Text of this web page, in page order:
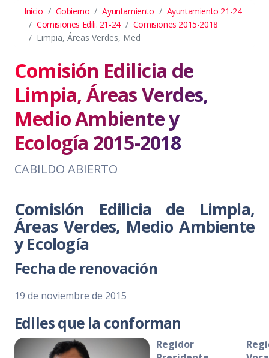
Inicio Gobierno Ayuntamiento
Ayuntamiento 21-24
Comisiones Edili. 21-24
Comisiones 2015-2018
Limpia, Áreas Verdes, Med
Comisión Edilicia de
Limpia, Áreas Verdes,
Medio Ambiente y
Ecología 2015-2018
CABILDO ABIERTO
Comisión Edilicia de Limpia,
Áreas Verdes, Medio Ambiente
y Ecología
Fecha de renovación
19 de noviembre de 2015
Ediles que la conforman
Regidor